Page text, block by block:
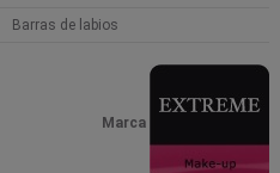
Barras de labios
Marca